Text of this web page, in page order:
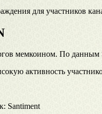
для участников
мемкоином. По
активность
Santiment